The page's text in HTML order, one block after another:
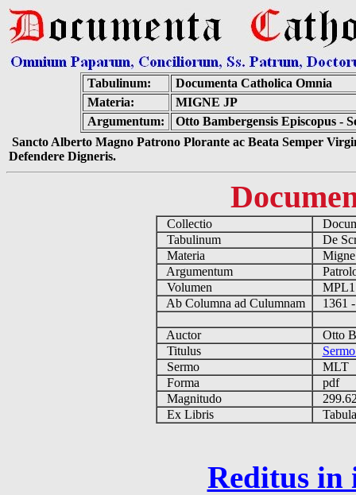
Tabulinum:
Documenta Catholica Omnia
Materia:
MIGNE JP
Argumentum:
Otto Bambergensis Episcopus -
Sancto Alberto Magno Patrono Plorante ac Beata Semper
Defendere Digneris.
Collectio
Tabulinum
De
Materia
Argumentum
Volumen
Ab Columna ad Culumnam
1361
Auctor
Otto
Titulus
Sermo
MLT
Forma
pdf
Magnitudo
Ex Libris
Reditus in